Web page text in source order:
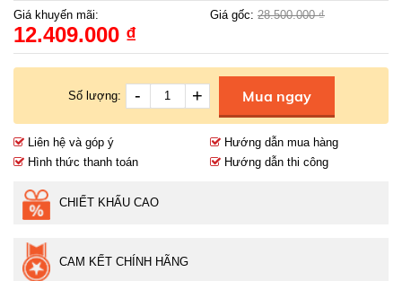
Giá khuyến mãi:
12.409.000 ₫
Giá gốc: 28.500.000 ₫
Số lượng: - + Mua ngay
Liên hệ và góp ý
Hướng dẫn mua hàng
Hình thức thanh toán
Hướng dẫn thi công
CHIẾT KHẤU CAO
CAM KẾT CHÍNH HÃNG